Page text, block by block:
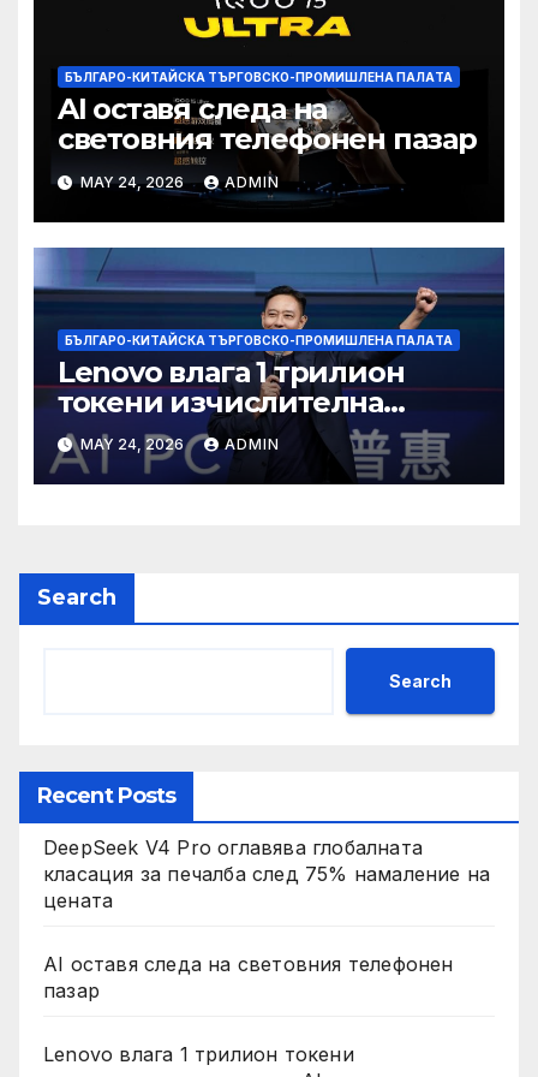
БЪЛГАРО-КИТАЙСКА ТЪРГОВСКО-ПРОМИШЛЕНА ПАЛAТА
AI оставя следа на
световния телефонен пазар
MAY 24, 2026 ADMIN
БЪЛГАРО-КИТАЙСКА ТЪРГОВСКО-ПРОМИШЛЕНА ПАЛAТА
Lenovo влага 1 трилион
токени изчислителна
мощност в AI екосистемата
MAY 24, 2026 ADMIN
Search
Search
Recent Posts
DeepSeek V4 Pro оглавява глобалната
класация за печалба след 75% намаление на
цената
AI оставя следа на световния телефонен
пазар
Lenovo влага 1 трилион токени